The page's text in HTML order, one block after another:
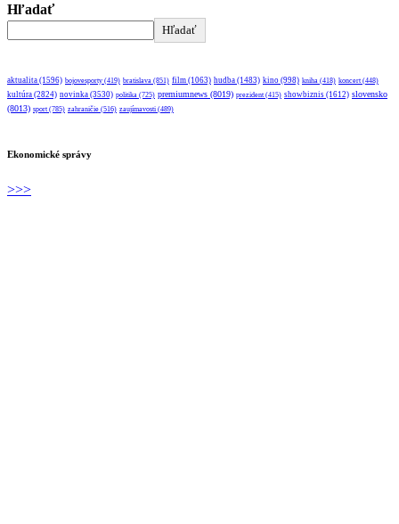
Hľadať
Hľadať
aktualita (1596) bojovesporty (419) bratislava (851) film (1063) hudba (1483) kino (998) kniha (418) koncert (448)
kultúra (2824) novinka (3530) politika (725) premiumnews (8019) prezident (415) showbiznis (1612) slovensko
(8013) sport (785) zahraničie (516) zaujímavosti (489)
Ekonomické správy
>>>